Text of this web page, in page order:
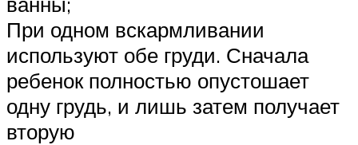
При одном вскармливании
используют обе груди. Сначала
ребенок полностью опустошает
одну грудь, и лишь затем получает
вторую